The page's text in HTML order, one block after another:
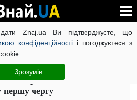
Znaj.ua Ви підтверджуєте, що
конфіденційностіі погоджуєтеся з
Зрозумів
УКРАЇНИ КОРОНАВІРУС В УКРАЇНІ
ЧИТАТЬ НА РУССКОМ
правилами: кого
першу чергу